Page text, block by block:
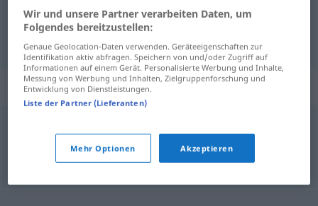
Einzimmerwohnungf etta
Synonyme für "etta"
segrare,vinnare
Wir und unsere Partner verarbeiten Daten, um
Folgendes bereitzustellen:
Genaue Geolocation-Daten verwenden. Geräteeigenschaften zur
Identifikation aktiv abfragen. Speichern von und/oder Zugriff auf
Informationen auf einem Gerät. Personalisierte Werbung und Inhalte,
Messung von Werbung und Inhalten, Zielgruppenforschung und
Entwicklung von Dienstleistungen.
Liste der Partner (Lieferanten)
Mehr Optionen Akzeptieren